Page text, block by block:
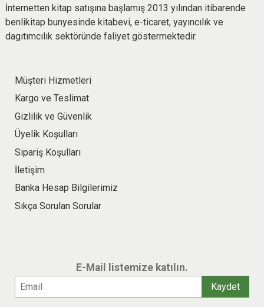
İnternetten kitap satışına başlamış 2013 yılından itibarende
benlikitap bunyesinde kitabevi, e-ticaret, yayıncılık ve
dagıtımcılık sektöründe faliyet göstermektedir.
Müşteri Hizmetleri
Kargo ve Teslimat
Gizlilik ve Güvenlik
Üyelik Koşulları
Sipariş Koşulları
İletişim
Banka Hesap Bilgilerimiz
Sıkça Sorulan Sorular
E-Mail listemize katılın.